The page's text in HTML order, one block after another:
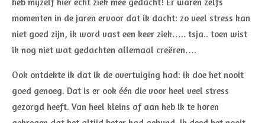
momenten in de jaren ervoor dat ik dacht: zo veel stress kan
niet goed zijn, ik word vast een keer ziek….. tsja.. toen wist
ik nog niet wat gedachten allemaal creëren….
Ook ontdekte ik dat ik de overtuiging had: ik doe het nooit
goed genoeg. Dat is er ook één die voor heel veel stress
gezorgd heeft. Van heel kleins af aan heb ik te horen